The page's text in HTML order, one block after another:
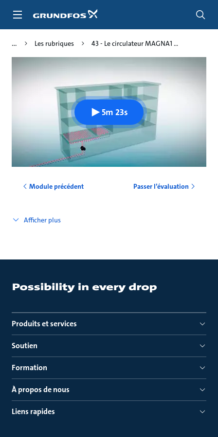
Les rubriques 43 - Le circulateur MAGNA1 ...
5m 23s
Module précédent Passer l’évaluation
Afficher plus
Produits et services
Soutien
Formation
À propos de nous
Liens rapides